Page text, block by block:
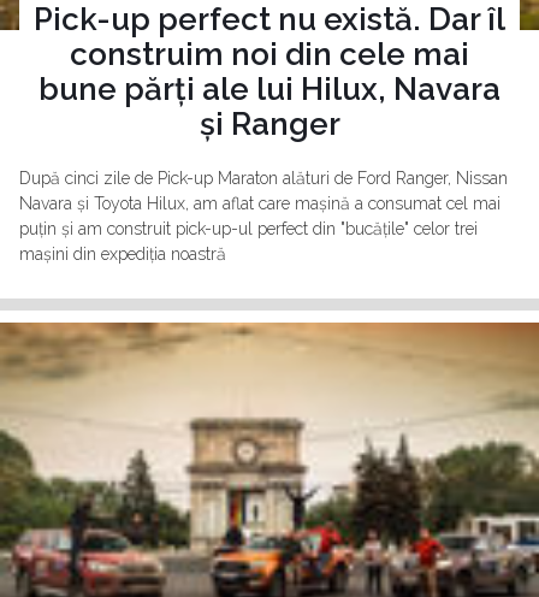
Pick-up perfect nu există. Dar îl
construim noi din cele mai
bune părți ale lui Hilux, Navara
și Ranger
După cinci zile de Pick-up Maraton alături de Ford Ranger, Nissan
Navara și Toyota Hilux, am aflat care mașină a consumat cel mai
puțin și am construit pick-up-ul perfect din "bucățile" celor trei
mașini din expediția noastră